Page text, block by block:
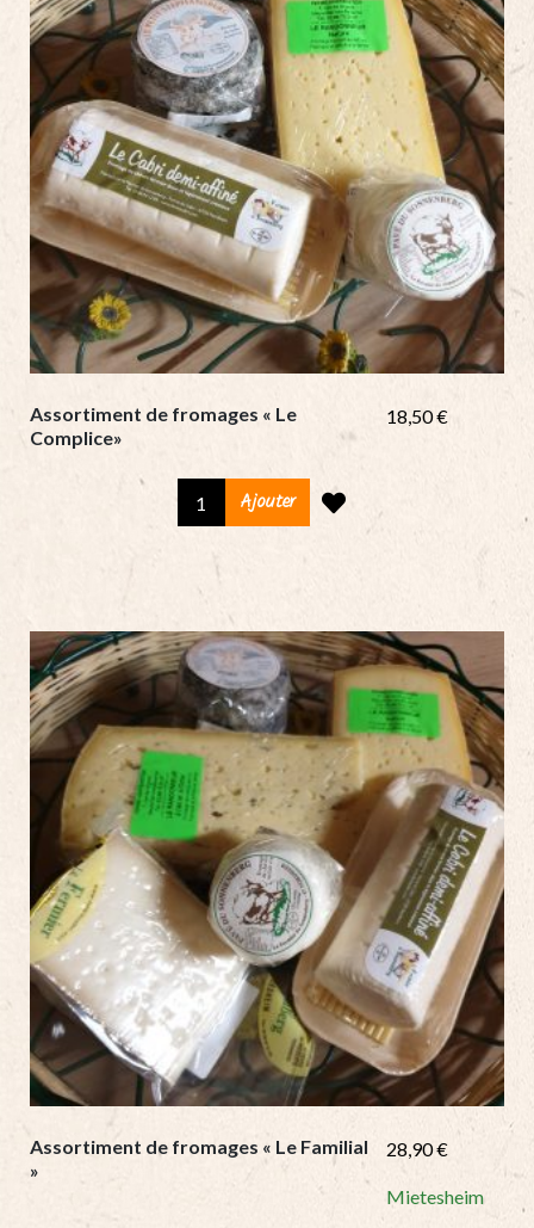
Assortiment de fromages « Le
Complice»
18,50€
Assortiment
Complice»
quantity
Ajouter
Assortiment de fromages « Le Familial
»
28,90€
Mietesheim